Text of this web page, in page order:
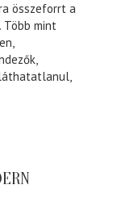
összeforrt a
Több mint